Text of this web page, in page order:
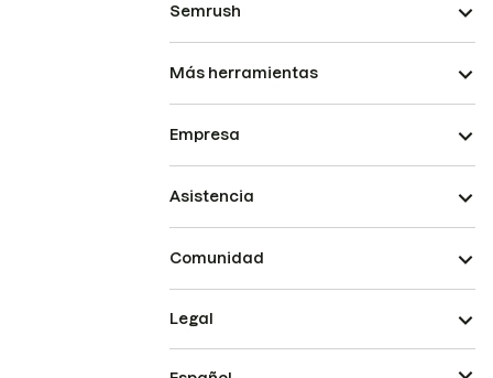
Semrush
Más herramientas
Empresa
Asistencia
Comunidad
Legal